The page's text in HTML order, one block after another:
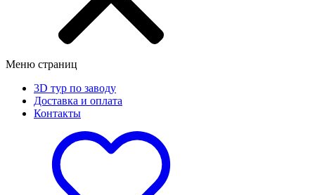
Меню страниц
3D тур по заводу
Доставка и оплата
Контакты